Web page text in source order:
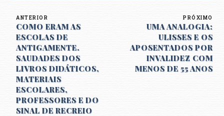
ANTERIOR
COMO ERAM AS
ESCOLAS DE
ANTIGAMENTE.
SAUDADES DOS
LIVROS DIDÁTICOS,
MATERIAIS
ESCOLARES,
PROFESSORES E DO
SINAL DE RECREIO
PRÓXIMO
UMA ANALOGIA:
ULISSES E OS
APOSENTADOS POR
INVALIDEZ COM
MENOS DE 55 ANOS